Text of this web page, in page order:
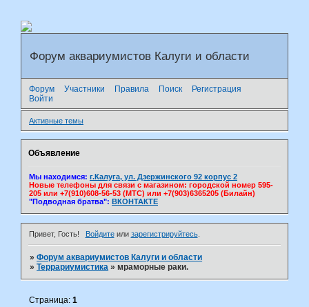
Форум аквариумистов Калуги и области
Форум Участники Правила Поиск
Регистрация
Войти
Активные темы
Объявление
Мы находимся: г.Калуга, ул. Дзержинского 92 корпус 2
Новые телефоны для связи с магазином: городской номер 595-
205 или +7(910)608-56-53 (МТС) или +7(903)6365205 (Билайн)
"Подводная братва": ВКОНТАКТЕ
Привет, Гость! Войдитеили зарегистрируйтесь.
»Форум аквариумистов Калуги и области
»Террариумистика »мраморные раки.
Страница:1